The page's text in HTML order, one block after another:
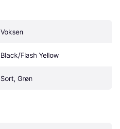
Voksen
Black/Flash Yellow
Sort, Grøn